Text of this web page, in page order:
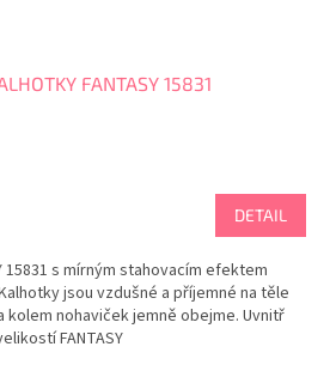
FANTASY 15831
DETAIL
15831 s mírným stahovacím efektem
jsou vzdušné a příjemné na těle
kolem nohaviček jemně obejme. Uvnitř
FANTASY